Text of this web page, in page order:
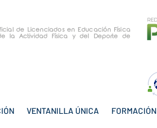
de Licenciados en Educación Física
la Actividad Física y del Deporte de
VENTANILLA ÚNICA FORMACIÓN